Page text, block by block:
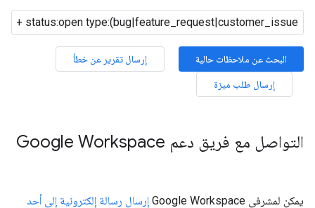
البحث عن ملاحظات حالية
إرسال تقرير عن خطأ
إرسال طلب ميزة
التواصل مع فريق دعم Google Workspace
يمكن لمشرفي Google Workspace
إرسال رسالة إلكترونية إلى أحد